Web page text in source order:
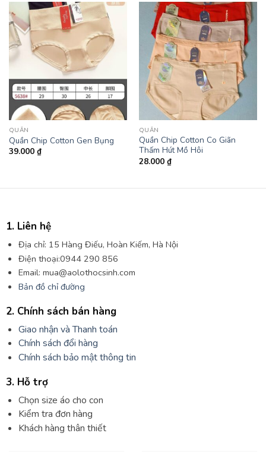
QUẦN
Quần Chip Cotton Gen Bụng
39.000 ₫
QUẦN
Quần Chip Cotton Co Giãn
Thấm Hút Mồ Hôi
28.000 ₫
1. Liên hệ
Địa chỉ: 15 Hàng Điếu, Hoàn Kiếm, Hà Nội
Điện thoại:0944 290 856
Email: mua@aolothocsinh.com
Bản đồ chỉ đường
2. Chính sách bán hàng
Giao nhận và Thanh toán
Chính sách đổi hàng
Chính sách bảo mật thông tin
3. Hỗ trợ
Chọn size áo cho con
Kiểm tra đơn hàng
Khách hàng thân thiết